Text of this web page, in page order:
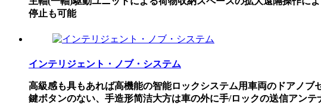
停止も可能
インテリジェント・ノブ・システム
高級感も具もあれば高機能の智能ロックシステム用車両のドアノ
鍵ボタンのない、手造形简洁大方は車の外に手/ロックの送信アン